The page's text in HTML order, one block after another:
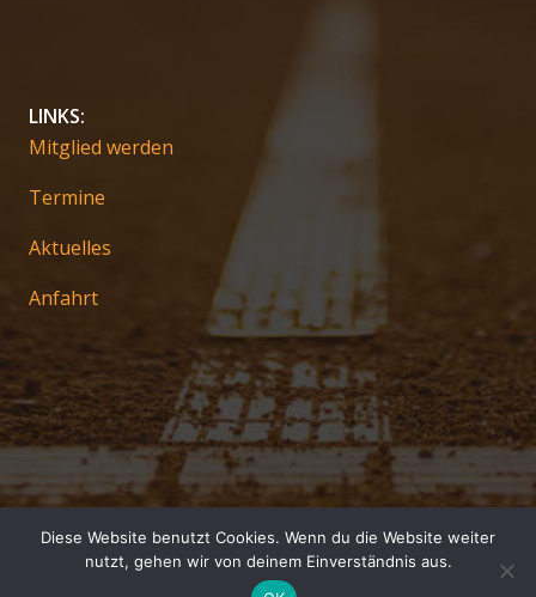
LINKS:
Mitglied werden
Termine
Aktuelles
Anfahrt
Impressum
Diese Website benutzt Cookies. Wenn du die Website weiter
nutzt, gehen wir von deinem Einverständnis aus.